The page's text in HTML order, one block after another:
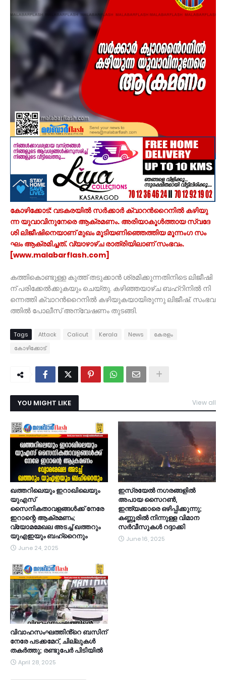
കോ​ഴി​ക്കോ​ട്: വ​ട​ക​ര​യി​ൽ സ​ർ​ക്കാ​ർ ക്വാ​റ​ന്‍റൈ​നി​ൽ ക​ഴി​യു​
ന്ന യു​വാ​വി​നുനേ​രെ ആ​ക്ര​മ​ണം. അ​രി​യാ​കൂ​ൾ​ത്താ​യ സ്വ​ദേ​
ശി ലി​ജീ​ഷി​നെ​യാ​ണ് മു​ഖം മൂ​ടി​യ​ണി​ഞ്ഞെ​ത്തി​യ മൂ​ന്നം​ഗ സം​
ഘം ആ​ക്ര​മി​ച്ച​ത്. വ്യാ​ഴാ​ഴ്ച രാ​ത്രി​യി​ലാ​ണ് സം​ഭ​വം.
[www.malabarflash.com]
ക​ത്തി​കൊ​ണ്ടു​ള്ള കു​ത്ത് ത​ടു​ക്കാ​ൻ ശ്ര​മി​ക്കു​ന്ന​തി​നി​ടെ ലി​ജീ​ഷി​
ന് പ​രി​ക്കേ​ൽ​ക്കു​ക​യും ചെ​യ്തു. ക​ഴി​ഞ്ഞ​യാ​ഴ്ച ബ​ഹ്റി​നി​ൽ നി​
ന്നെ​ത്തി ക്വാ​റ​ന്‍റൈ​നി​ൽ ക​ഴി​യു​ക​യാ​യി​രു​ന്നു ലി​ജീ​ഷ്. സം​ഭ​വ​
ത്തി​ൽ പോ​ലീ​സ് അ​ന്വേ​ഷ​ണം തു​ട​ങ്ങി.
Tags Attack Calicut Kerala News
കേരളം
കോഴിക്കോട്
YOU MIGHT LIKE View all
ഖത്തറിലെയും ഇറാഖിലെയും
യുഎസ്
സൈനികതാവളങ്ങൾക്ക് നേരേ
ഇറാന്റെ ആക്രമണം;
വ്യോമമേഖല അടച്ച് ഖത്തറും
യുഎഇയും ബഹ്റൈനും
June 24, 2025
ഇസ്രയേൽ നഗരങ്ങളിൽ
അപായ സൈറൺ,
ഇന്ത്യക്കാരെ ഒഴിപ്പിക്കുന്നു;
കണ്ണൂരിൽ നിന്നുള്ള വിമാന
സർവീസുകൾ റദ്ദാക്കി
June 16, 2025
വിവാഹസംഘത്തിൻ്റെ ബസിന്
നേരേ പടക്കമേറ്, ചില്ലുകൾ
തകർത്തു; രണ്ടുപേർ പിടിയിൽ
April 28, 2025